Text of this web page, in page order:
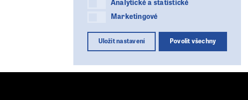
Analytické a statistické
Marketingové
Marketingové
Uložit nastavení Povolit všechny